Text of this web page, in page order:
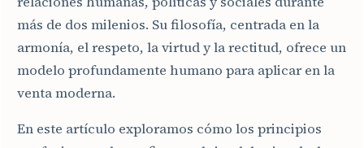
más de dos milenios. Su filosofía, centrada en la
armonía, el respeto, la virtud y la rectitud, ofrece un
modelo profundamente humano para aplicar en la
venta moderna.
En este artículo exploramos cómo los principios